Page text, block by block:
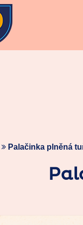
Palačinka plněná